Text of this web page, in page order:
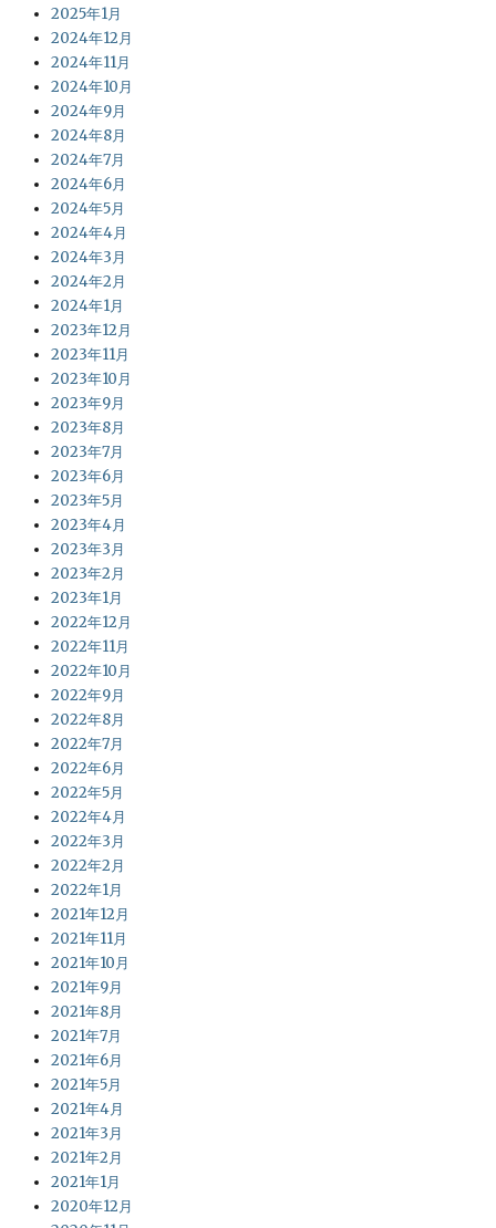
2025年1月
2024年12月
2024年11月
2024年10月
2024年9月
2024年8月
2024年7月
2024年6月
2024年5月
2024年4月
2024年3月
2024年2月
2024年1月
2023年12月
2023年11月
2023年10月
2023年9月
2023年8月
2023年7月
2023年6月
2023年5月
2023年4月
2023年3月
2023年2月
2023年1月
2022年12月
2022年11月
2022年10月
2022年9月
2022年8月
2022年7月
2022年6月
2022年5月
2022年4月
2022年3月
2022年2月
2022年1月
2021年12月
2021年11月
2021年10月
2021年9月
2021年8月
2021年7月
2021年6月
2021年5月
2021年4月
2021年3月
2021年2月
2021年1月
2020年12月